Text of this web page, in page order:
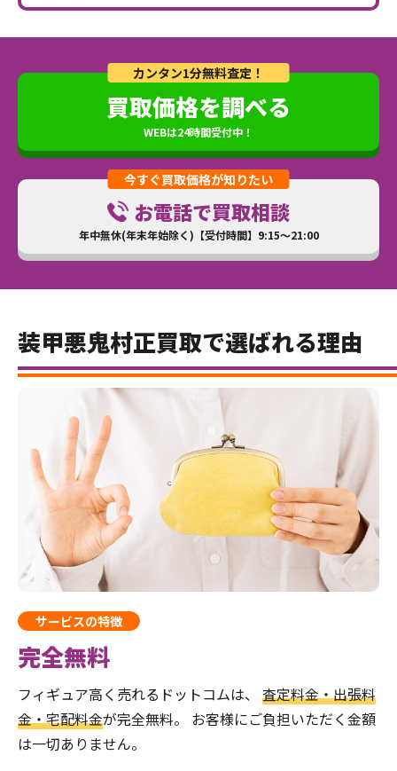
カンタン1分無料査定！
買取価格を調べる
WEBは24時間受付中！
今すぐ買取価格が知りたい
お電話で買取相談
年中無休(年末年始除く)【受付時間】9:15～21:00
装甲悪鬼村正買取で選ばれる理由
サービスの特徴
完全無料
フィギュア高く売れるドットコムは、 査定料金・出張料
金・宅配料金が完全無料。 お客様にご負担いただく金額
は一切ありません。